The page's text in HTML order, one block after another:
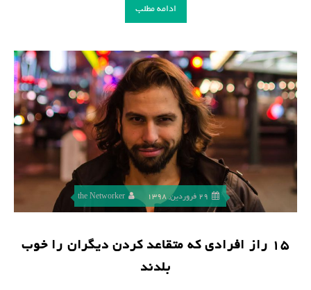
ادامه مطلب
29 فروردین, 1398 the Networker
۱۵ راز افرادی که متقاعد کردن دیگران را خوب
بلدند